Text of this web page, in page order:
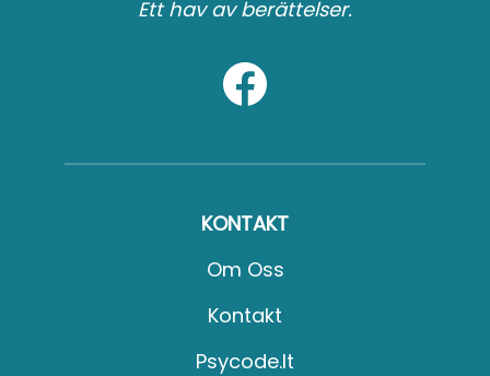
Ett hav av berättelser.
KONTAKT
Om Oss
Kontakt
Psycode.it